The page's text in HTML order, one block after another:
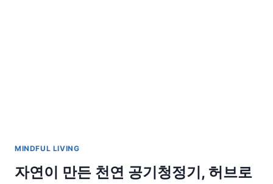
완
벽
가
MINDFUL LIVING
자연이 만든 천연 공기청정기, 허브로